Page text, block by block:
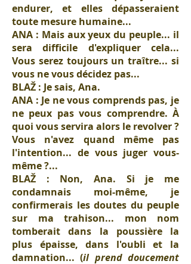
endurer, et elles dépasseraient
toute mesure humaine...
ANA : Mais aux yeux du peuple... il
sera difficile d'expliquer cela...
Vous serez toujours un traître... si
vous ne vous décidez pas...
BLAŽ : Je sais, Ana.
ANA : Je ne vous comprends pas, je
ne peux pas vous comprendre. À
quoi vous servira alors le revolver ?
Vous n'avez quand même pas
l'intention... de vous juger vous-
même ?...
BLAŽ : Non, Ana. Si je me
condamnais moi-même, je
confirmerais les doutes du peuple
sur ma trahison... mon nom
tomberait dans la poussière la
plus épaisse, dans l'oubli et la
damnation... (il prend doucement